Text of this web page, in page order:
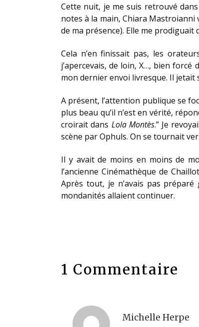
Cette nuit, je me suis retrouvé
notes à la main, Chiara Mastroianni
de ma présence). Elle me prodiguait
Cela n’en finissait pas, les
j’apercevais, de loin, X…, bien
mon dernier envoi livresque. Il jetait
A présent, l’attention publique se
plus beau qu’il n’est en vérité,
croirait dans Lola Montès.” Je
scène par Ophuls. On se tournait
Il y avait de moins en moins de
l’ancienne Cinémathèque de
Après tout, je n’avais pas
mondanités allaient continuer.
1 Commentaire
Michelle Herpe